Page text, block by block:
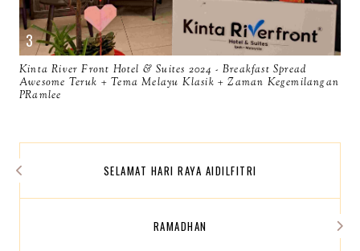
Kinta River Front Hotel & Suites 2024 - Breakfast Spread
Awesome Teruk + Tema Melayu Klasik + Zaman Kegemilangan
PRamlee
SELAMAT HARI RAYA AIDILFITRI
RAMADHAN